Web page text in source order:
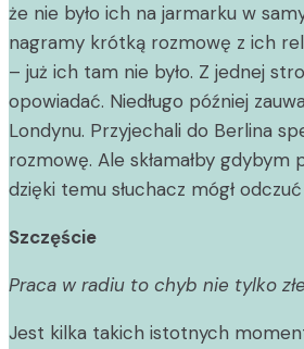
że nie było ich na jarmarku w
nagramy krótką rozmowę z ich
– już ich tam nie było. Z jednej
opowiadać. Niedługo później
Londynu. Przyjechali do Berlina
rozmowę. Ale skłamałby gdybym
dzięki temu słuchacz mógł
Szczęście
Praca w radiu to chyb nie tylko
Jest kilka takich istotnych